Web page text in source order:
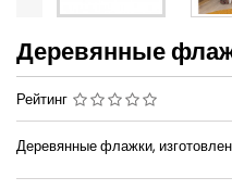
Деревянные
Рейтинг
Деревянные флажки,